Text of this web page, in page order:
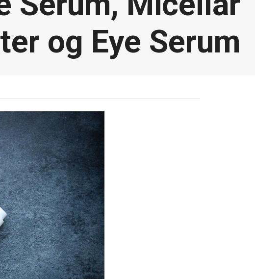
og Eye Serum